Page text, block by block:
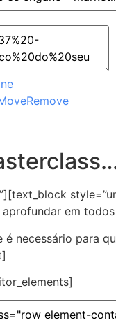
Remove
em
necessário para